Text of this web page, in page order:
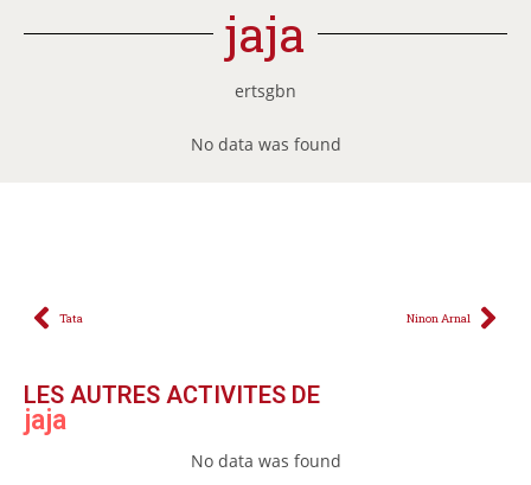
jaja
ertsgbn
No data was found
Tata Ninon Arnal
LES AUTRES ACTIVITES DE
jaja
No data was found